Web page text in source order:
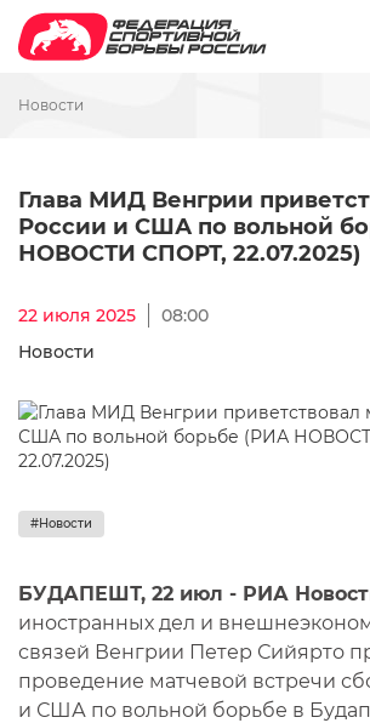
Новости
Глава МИД Венгрии
России и США по вольной
НОВОСТИ СПОРТ, 22.07.2025)
22 июля 2025
08:00
Новости
#Новости
БУДАПЕШТ, 22 июл - РИА
иностранных дел и
связей Венгрии Петер Сийярто
проведение матчевой встречи
и США по вольной борьбе в